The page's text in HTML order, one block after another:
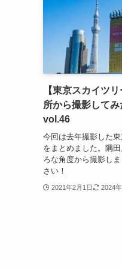
【東京スカイツ
所から撮影して
vol.46
今回は去年撮影した
をまとめました。隅
ろな角度から撮影し
さい！
2021年2月1日 2024